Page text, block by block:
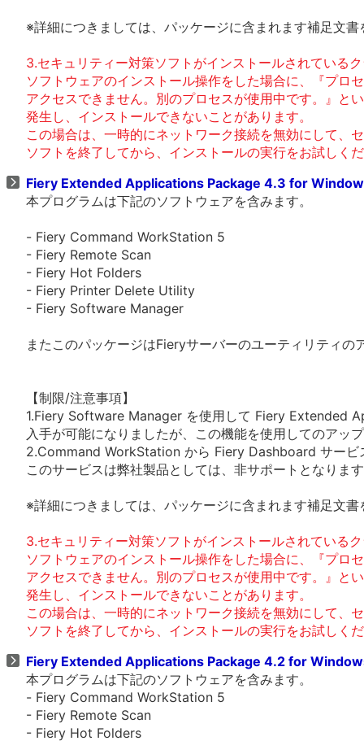
※詳細につきましては、パッケージに含まれます補足文
3.セキュリティー対策ソフトがインストールされている
ソフトウェアのインストール操作をした場合に、『プロ
アクセスできません。別のプロセスが使用中です。』と
発生し、インストールできないことがあります。
この場合は、一時的にネットワーク接続を無効にして、
ソフトを終了してから、インストールの実行をお試しく
Fiery Extended Applications Package 4.3 for
本プログラムは下記のソフトウェアを含みます。
- Fiery Command WorkStation 5
- Fiery Remote Scan
- Fiery Hot Folders
- Fiery Printer Delete Utility
- Fiery Software Manager
またこのパッケージはFieryサーバーのユーティリティの
【制限/注意事項】
1.Fiery Software Manager を使用して Fiery Extended
入手が可能になりましたが、この機能を使用してのアッ
2.Command WorkStation から Fiery Dashboard サービ
このサービスは弊社製品としては、非サポートとなりま
※詳細につきましては、パッケージに含まれます補足文
3.セキュリティー対策ソフトがインストールされている
ソフトウェアのインストール操作をした場合に、『プロ
アクセスできません。別のプロセスが使用中です。』と
発生し、インストールできないことがあります。
この場合は、一時的にネットワーク接続を無効にして、
ソフトを終了してから、インストールの実行をお試しく
Fiery Extended Applications Package 4.2 for
本プログラムは下記のソフトウェアを含みます。
- Fiery Command WorkStation 5
- Fiery Remote Scan
- Fiery Hot Folders